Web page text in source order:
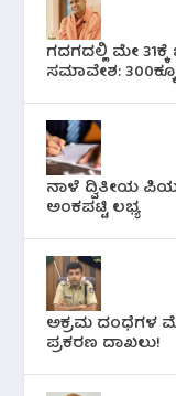
ಗದಗದಲ್ಲಿ ಮೇ
ಸಮಾವೇಶ:
ನಾಳೆ ದ್ವಿತೀಯ
ಅಂಕಪಟ್ಟಿ ಲಭ್ಯ
ಅಕ್ರಮ ದಂಧೆಗಳ
ಪ್ರಕರಣ ದಾಖಲು!